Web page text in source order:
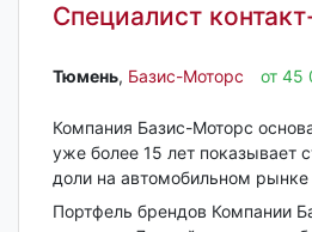
Специалист
Тюмень‎, Базис-Моторс от 45
Компания Базис-Моторс
уже более 15 лет показывает
доли на автомобильном
Портфель брендов Компании